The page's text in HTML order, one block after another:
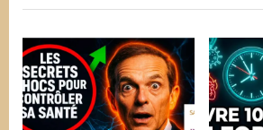
u
s
P
o
s
P
o
s
t
: